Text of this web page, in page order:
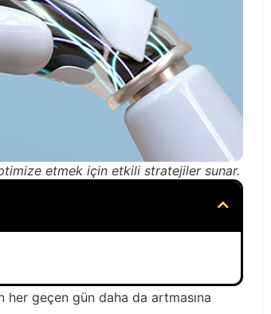
etmek için etkili stratejiler sunar.
her geçen gün daha da artmasına